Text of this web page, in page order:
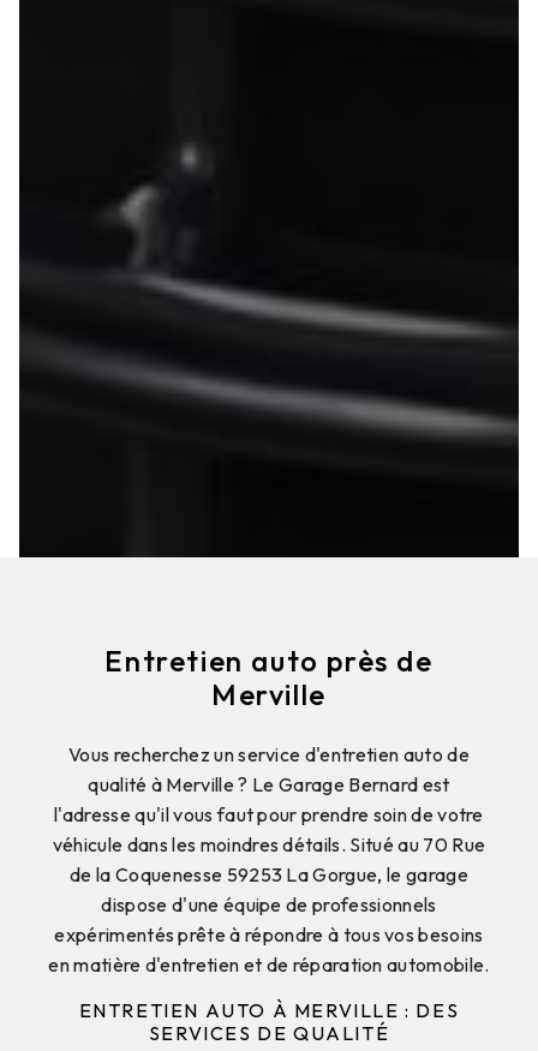
Entretien auto près de
Merville
Vous recherchez un service d'entretien auto de
qualité à Merville ? Le Garage Bernard est
l'adresse qu'il vous faut pour prendre soin de votre
véhicule dans les moindres détails. Situé au 70 Rue
de la Coquenesse 59253 La Gorgue, le garage
dispose d'une équipe de professionnels
expérimentés prête à répondre à tous vos besoins
en matière d'entretien et de réparation automobile.
ENTRETIEN AUTO À MERVILLE : DES
SERVICES DE QUALITÉ